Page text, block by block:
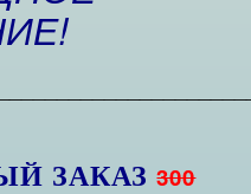
ЗАКАЗ300